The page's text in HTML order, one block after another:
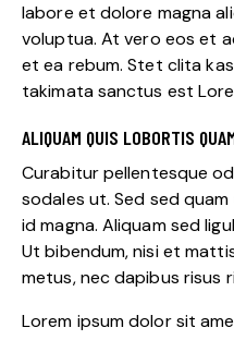
labore et dolore magna
voluptua. At vero eos et
et ea rebum. Stet clita
takimata sanctus est
ALIQUAM QUIS LOBORTIS
Curabitur pellentesque
sodales ut. Sed sed
id magna. Aliquam sed
Ut bibendum, nisi et
metus, nec dapibus risus
Lorem ipsum dolor sit